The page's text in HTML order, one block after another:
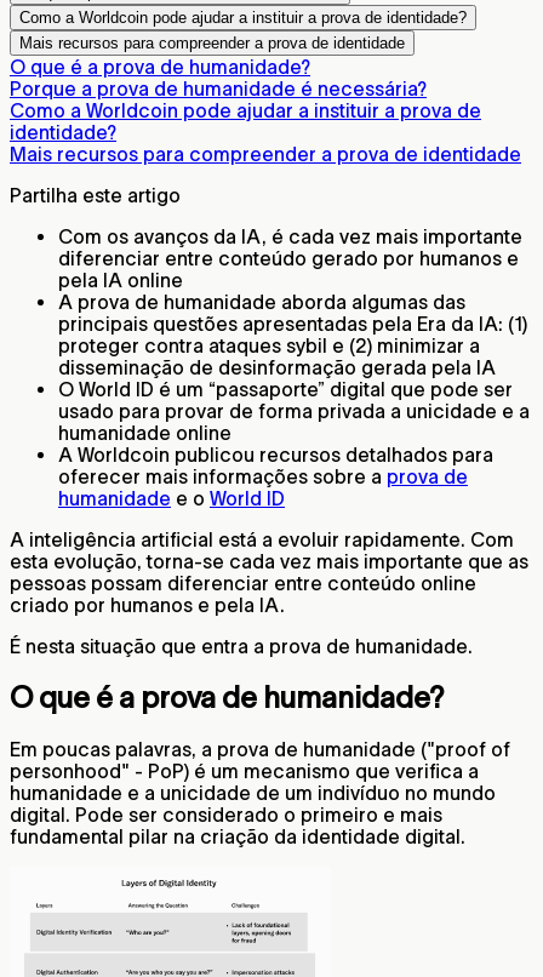
Como a Worldcoin pode ajudar a instituir a prova de identidade?
Mais recursos para compreender a prova de identidade
O que é a prova de humanidade?
Porque a prova de humanidade é necessária?
Como a Worldcoin pode ajudar a instituir a prova de
identidade?
Mais recursos para compreender a prova de identidade
Partilha este artigo
Com os avanços da IA, é cada vez mais importante
diferenciar entre conteúdo gerado por humanos e
pela IA online
A prova de humanidade aborda algumas das
principais questões apresentadas pela Era da IA: (1)
proteger contra ataques sybil e (2) minimizar a
disseminação de desinformação gerada pela IA
O World ID é um “passaporte” digital que pode ser
usado para provar de forma privada a unicidade e a
humanidade online
A Worldcoin publicou recursos detalhados para
oferecer mais informações sobre a prova de
humanidade e o World ID
A inteligência artificial está a evoluir rapidamente. Com
esta evolução, torna-se cada vez mais importante que as
pessoas possam diferenciar entre conteúdo online
criado por humanos e pela IA.
É nesta situação que entra a prova de humanidade.
O que é a prova de humanidade?
Em poucas palavras, a prova de humanidade ("proof of
personhood" - PoP) é um mecanismo que verifica a
humanidade e a unicidade de um indivíduo no mundo
digital. Pode ser considerado o primeiro e mais
fundamental pilar na criação da identidade digital.